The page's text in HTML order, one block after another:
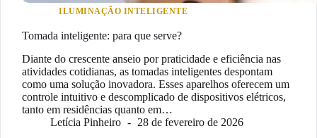
ILUMINAÇÃO INTELIGENTE
Tomada inteligente: para que serve?
Diante do crescente anseio por praticidade e eficiência nas
atividades cotidianas, as tomadas inteligentes despontam
como uma solução inovadora. Esses aparelhos oferecem um
controle intuitivo e descomplicado de dispositivos elétricos,
tanto em residências quanto em…
Letícia Pinheiro
28 de fevereiro de 2026